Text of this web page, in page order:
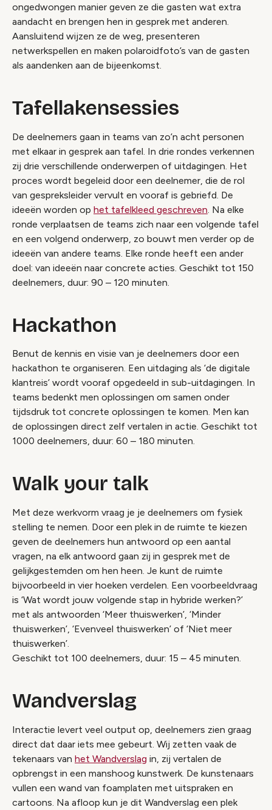
ongedwongen manier geven ze die gasten wat extra
aandacht en brengen hen in gesprek met anderen.
Aansluitend wijzen ze de weg, presenteren
netwerkspellen en maken polaroidfoto’s van de gasten
als aandenken aan de bijeenkomst.
Tafellakensessies
De deelnemers gaan in teams van zo’n acht personen
met elkaar in gesprek aan tafel. In drie rondes verkennen
zij drie verschillende onderwerpen of uitdagingen. Het
proces wordt begeleid door een deelnemer, die de rol
van gespreksleider vervult en vooraf is gebriefd. De
ideeën worden op het tafelkleed geschreven . Na elke
ronde verplaatsen de teams zich naar een volgende tafel
en een volgend onderwerp, zo bouwt men verder op de
ideeën van andere teams. Elke ronde heeft een ander
doel: van ideeën naar concrete acties. Geschikt tot 150
deelnemers, duur: 90 – 120 minuten.
Hackathon
Benut de kennis en visie van je deelnemers door een
hackathon te organiseren. Een uitdaging als ‘de digitale
klantreis’ wordt vooraf opgedeeld in sub-uitdagingen. In
teams bedenkt men oplossingen om samen onder
tijdsdruk tot concrete oplossingen te komen. Men kan
de oplossingen direct zelf vertalen in actie. Geschikt tot
1000 deelnemers, duur: 60 – 180 minuten.
Walk your talk
Met deze werkvorm vraag je je deelnemers om fysiek
stelling te nemen. Door een plek in de ruimte te kiezen
geven de deelnemers hun antwoord op een aantal
vragen, na elk antwoord gaan zij in gesprek met de
gelijkgestemden om hen heen. Je kunt de ruimte
bijvoorbeeld in vier hoeken verdelen. Een voorbeeldvraag
is ‘Wat wordt jouw volgende stap in hybride werken?’
met als antwoorden ‘Meer thuiswerken’, ‘Minder
thuiswerken’, ‘Evenveel thuiswerken’ of ‘Niet meer
thuiswerken’.
Geschikt tot 100 deelnemers, duur: 15 – 45 minuten.
Wandverslag
Interactie levert veel output op, deelnemers zien graag
direct dat daar iets mee gebeurt. Wij zetten vaak de
tekenaars van het Wandverslag in, zij vertalen de
opbrengst in een manshoog kunstwerk. De kunstenaars
vullen een wand van foamplaten met uitspraken en
cartoons. Na afloop kun je dit Wandverslag een plek